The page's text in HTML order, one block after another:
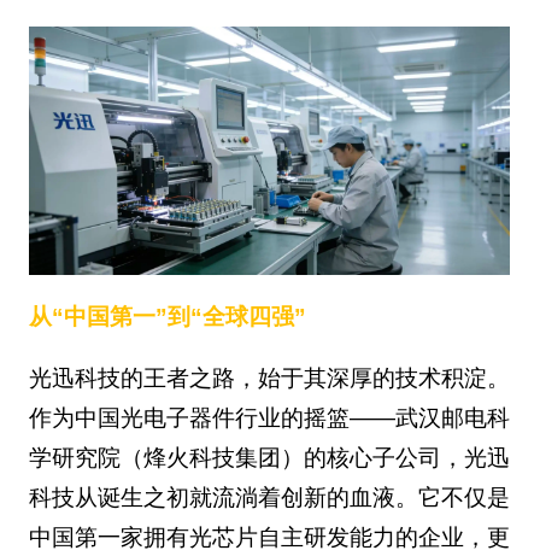
从“中国第一”到“全球四强”
光迅科技的王者之路，始于其深厚的技术积淀。
作为中国光电子器件行业的摇篮——武汉邮电科
学研究院（烽火科技集团）的核心子公司，光迅
科技从诞生之初就流淌着创新的血液。它不仅是
中国第一家拥有光芯片自主研发能力的企业，更